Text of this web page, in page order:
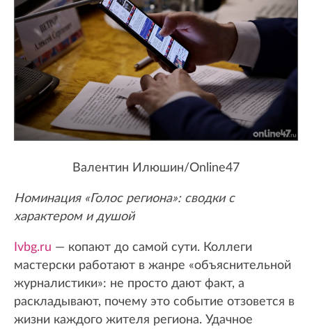
Валентин Илюшин/Online47
Номинация «Голос региона»: сводки с
характером и душой
Ivbg.ru — копают до самой сути. Коллеги
мастерски работают в жанре «объяснительной
журналистики»: не просто дают факт, а
раскладывают, почему это событие отзовется в
жизни каждого жителя региона. Удачное